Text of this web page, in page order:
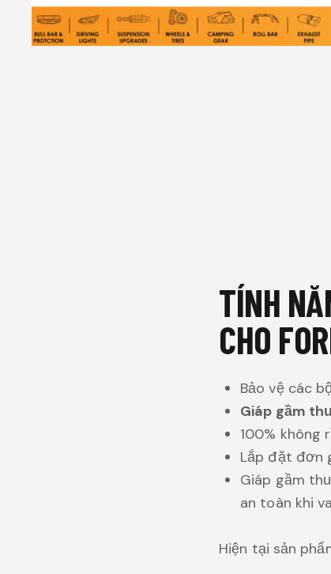
TÍNH
CHO
Bảo vệ các
Giáp gầm
100% không
Lắp đặt đơn
Giáp gầm
an toàn khi
Hiện tại sản